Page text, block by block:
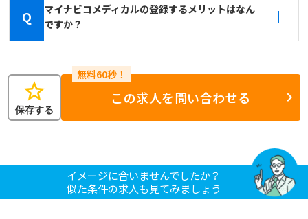
Q
マイナビコメディカルの登録するメリットはなん
ですか？
star
保存する
この求人を問い合わせる
イメージに合いませんでしたか？
似た条件の求人も見てみましょう